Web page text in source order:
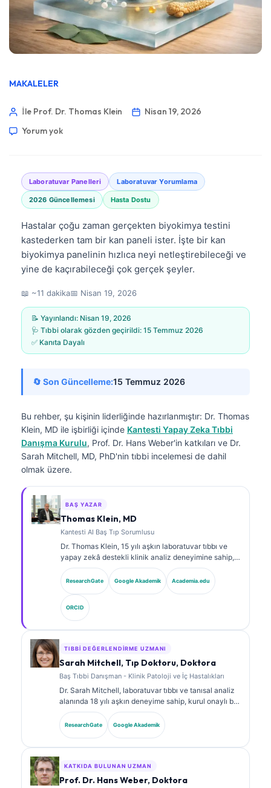
MAKALELER
İle Prof. Dr. Thomas Klein
Nisan 19, 2026
Yorum yok
Laboratuvar Panelleri Laboratuvar Yorumlama
2026 Güncellemesi Hasta Dostu
Hastalar çoğu zaman gerçekten biyokimya testini
kastederken tam bir kan paneli ister. İşte bir kan
biyokimya panelinin hızlıca neyi netleştirebileceği ve
yine de kaçırabileceği çok gerçek şeyler.
📖 ~11 dakika📅 Nisan 19, 2026
📝 Yayınlandı: Nisan 19, 2026
🩺 Tıbbi olarak gözden geçirildi: 15 Temmuz 2026
✅ Kanıta Dayalı
🔄 Son Güncelleme:15 Temmuz 2026
Bu rehber, şu kişinin liderliğinde hazırlanmıştır: Dr. Thomas
Klein, MD ile işbirliği içinde Kantesti Yapay Zeka Tıbbi
Danışma Kurulu, Prof. Dr. Hans Weber'in katkıları ve Dr.
Sarah Mitchell, MD, PhD'nin tıbbi incelemesi de dahil
olmak üzere.
BAŞ YAZAR
Thomas Klein, MD
Kantesti AI Baş Tıp Sorumlusu
Dr. Thomas Klein, 15 yılı aşkın laboratuvar tıbbı ve
yapay zekâ destekli klinik analiz deneyimine sahip,
kurul onaylı bir klinik hematolog ve dâhiliye
uzmanıdır. Kantesti AI bünyesinde Tıbbi Direktör
olarak, tescilli sinir ağının tıbbi doğruluğuna ilişkin
klinik gözetim sağlar. Dr. Klein, biyobelirteç
yorumlanması ve laboratuvar tıbbı konularında
laboratuvar tanılarına ilişkin kapsamlı yayınlar
yapmıştır.
ResearchGate Google Akademik Academia.edu
ORCID
TIBBI DEĞERLENDIRME UZMANI
Sarah Mitchell, Tıp Doktoru, Doktora
Baş Tıbbi Danışman - Klinik Patoloji ve İç Hastalıkları
Dr. Sarah Mitchell, laboratuvar tıbbı ve tanısal analiz
alanında 18 yılı aşkın deneyime sahip, kurul onaylı bir
klinik patologdur. Klinik kimya alanında uzmanlık
sertifikalarına sahiptir ve klinik uygulamada
biyobelirteç panelleri ile laboratuvar analizi üzerine
ResearchGate Google Akademik
KATKIDA BULUNAN UZMAN
Prof. Dr. Hans Weber, Doktora